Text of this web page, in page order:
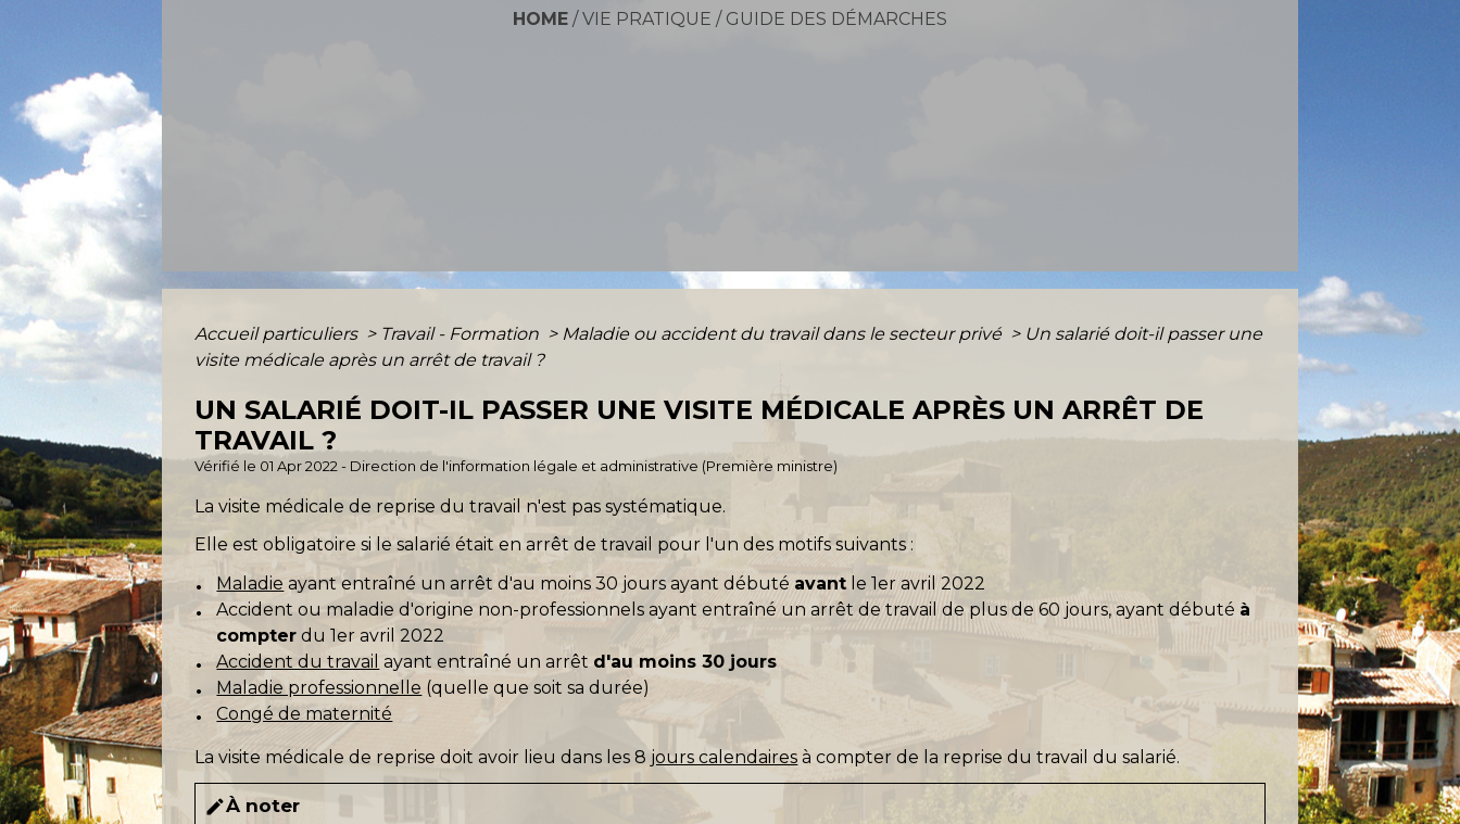
HOME /VIE PRATIQUE / GUIDE DES DÉMARCHES
Accueil particuliers > Travail - Formation > Maladie ou accident du travail dans le secteur privé > Un salarié doit-il passer une
visite médicale après un arrêt de travail ?
UN SALARIÉ DOIT-IL PASSER UNE VISITE MÉDICALE APRÈS UN ARRÊT DE
TRAVAIL ?
Vérifié le 01 Apr 2022 - Direction de l'information légale et administrative (Première ministre)
La visite médicale de reprise du travail n'est pas systématique.
Elle est obligatoire si le salarié était en arrêt de travail pour l'un des motifs suivants :
Maladie ayant entraîné un arrêt d'au moins 30 jours ayant débuté avant le 1er avril 2022
Accident ou maladie d'origine non-professionnels ayant entraîné un arrêt de travail de plus de 60 jours, ayant débuté à
compter du 1er avril 2022
Accident du travail ayant entraîné un arrêt d'au moins 30 jours
Maladie professionnelle (quelle que soit sa durée)
Congé de maternité
La visite médicale de reprise doit avoir lieu dans les 8 jours calendaires à compter de la reprise du travail du salarié.
editÀ noter